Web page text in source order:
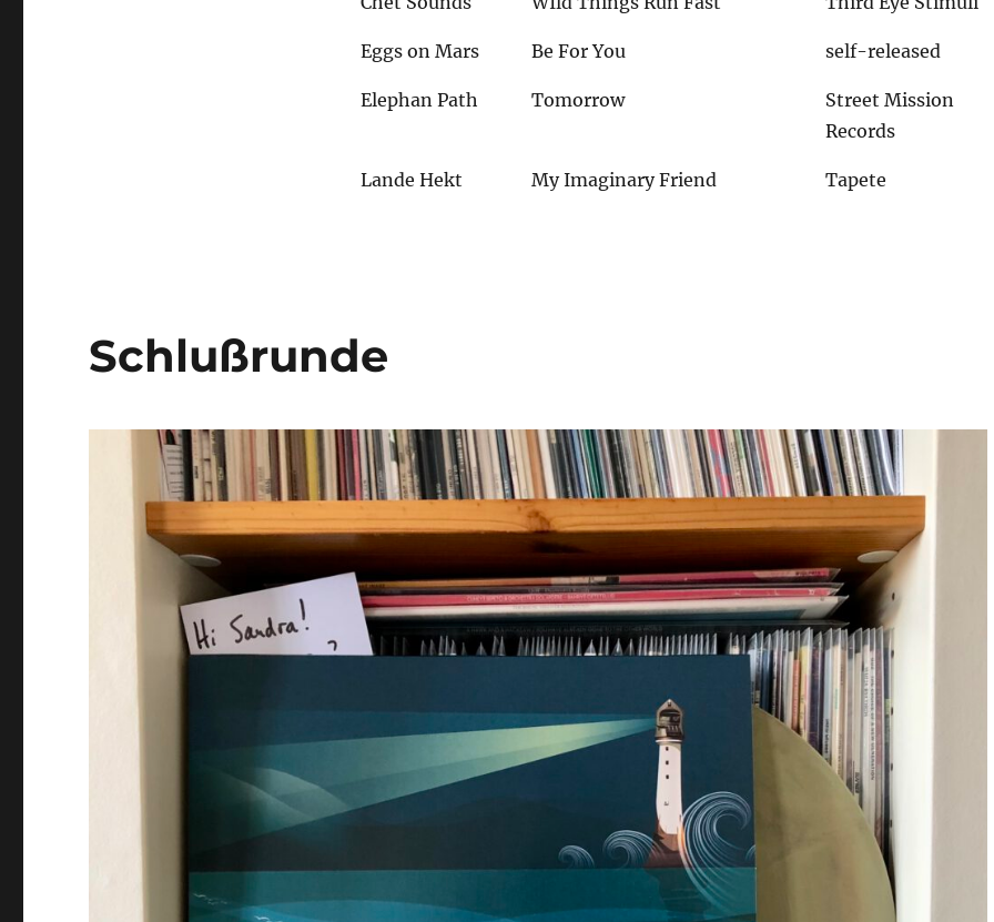
Eggs on Mars Be For You self-released
Elephan Path Tomorrow
Street Mission
Records
Lande Hekt My Imaginary Friend Tapete
Schlußrunde